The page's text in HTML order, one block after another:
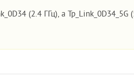
(2.4 ГГц), а Tp_Link_0D34_5G